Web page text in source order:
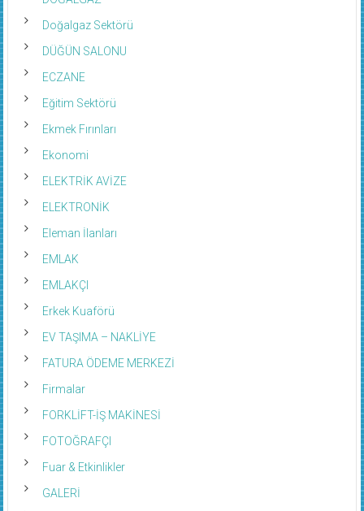
Doğalgaz Sektörü
DÜĞÜN SALONU
ECZANE
Eğitim Sektörü
Ekmek Fırınları
Ekonomi
ELEKTRİK AVİZE
ELEKTRONİK
Eleman İlanları
EMLAK
EMLAKÇI
Erkek Kuaförü
EV TAŞIMA – NAKLİYE
FATURA ÖDEME MERKEZİ
Firmalar
FORKLİFT-İŞ MAKİNESİ
FOTOĞRAFÇI
Fuar & Etkinlikler
GALERİ